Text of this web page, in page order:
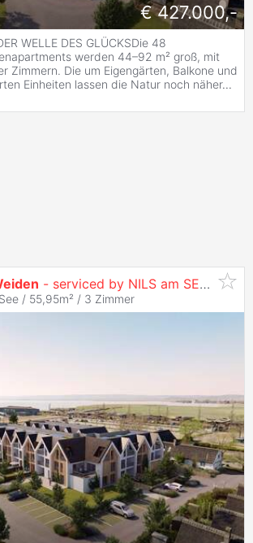
€ 427.000,-
WELLE DES GLÜCKSDie 48
werden 44–92 m² groß, mit
Zimmern. Die um Eigengärten, Balkone und
Einheiten lassen die Natur noch näher...
- serviced by NILS am SEE (provisionsfrei)
/ 55,95m² / 3 Zimmer